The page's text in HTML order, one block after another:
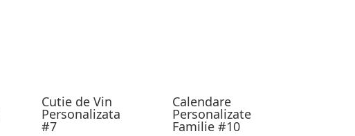
Cutie de Vin
Personalizata
#7
Calendare
Personalizate
Familie #10